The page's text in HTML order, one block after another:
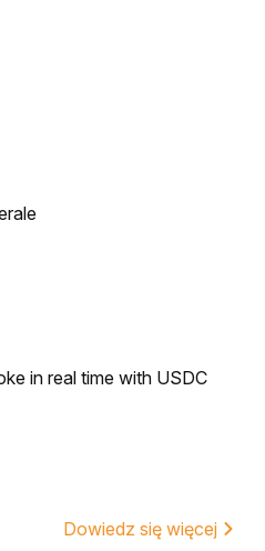
in real time with USDC
Dowiedz się więcej